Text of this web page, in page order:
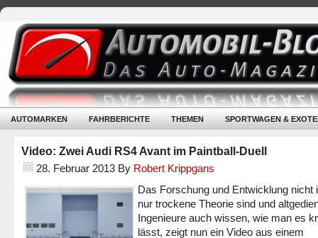
AUTOMARKEN FAHRBERICHTE THEMEN SPORTWAGEN &
Video: Zwei Audi RS4 Avant im Paintball-Duell
28. Februar 2013 By Robert Krippgans
Das Forschung und Entwicklung nicht
nur trockene Theorie sind und
Ingenieure auch wissen, wie man es
lässt, zeigt nun ein Video aus einem